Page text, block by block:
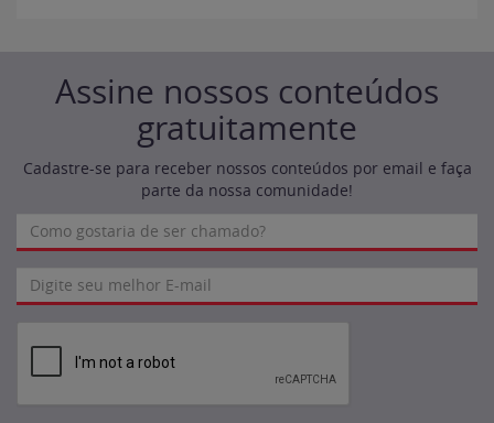
Assine nossos conteúdos
gratuitamente
Cadastre-se para receber nossos conteúdos por email e faça
parte da nossa comunidade!